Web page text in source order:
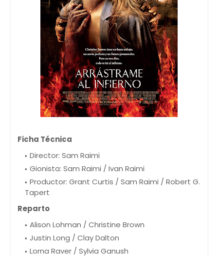
Ficha Técnica
Director: Sam Raimi
Gionista: Sam Raimi / Ivan Raimi
Productor: Grant Curtis / Sam Raimi / Robert G.
Tapert
Reparto
Alison Lohman / Christine Brown
Justin Long / Clay Dalton
Lorna Raver / Sylvia Ganush